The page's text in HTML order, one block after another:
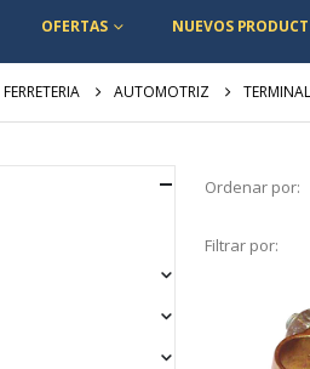
OFERTAS NUEVOS
FERRETERIA AUTOMOTRIZ
Ordenar por:
Filtrar por: